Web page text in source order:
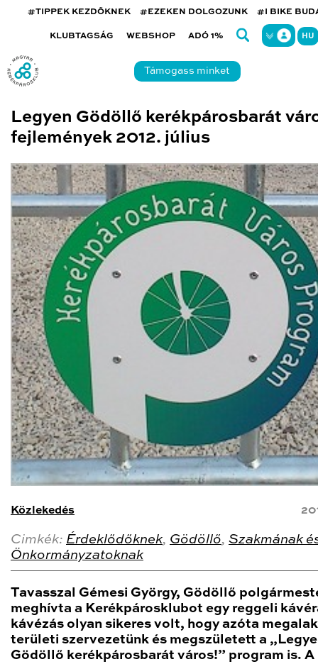
#TIPPEK KEZDŐKNEK #EZEKEN DOLGOZUNK #I BIKE
KLUBTAGSÁG WEBSHOP ADÓ 1% HU
Támogass minket
Legyen Gödöllő kerékpárosbarát
fejlemények 2012. július
Közlekedés
Cimkék: Érdeklődőknek, Gödöllő, Szakmának
Önkormányzatoknak
Tavasszal Gémesi György, Gödöllő
meghívta a Kerékpárosklubot egy reggeli
kávézás olyan sikeres volt, hogy azóta
területi szervezetünk és megszületett a
Gödöllő kerékpárosbarát város!” program is. A